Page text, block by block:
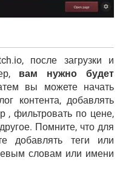
после загрузки и
вам нужно будет
вы можете начать
контента, добавлять
, фильтровать по цене,
Помните, что для
добавлять теги или
словам или имени